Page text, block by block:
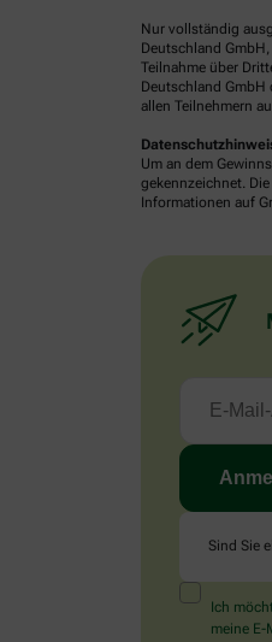
Nur vollständig
Deutschland
Teilnahme über
Deutschland
allen Teilnehmern
Um an dem
gekennzeichnet.
Informationen auf
Sind Sie
Ich
meine